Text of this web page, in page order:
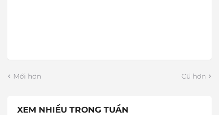
Mới hơn Cũ hơn
XEM NHIỀU TRONG TUẦN